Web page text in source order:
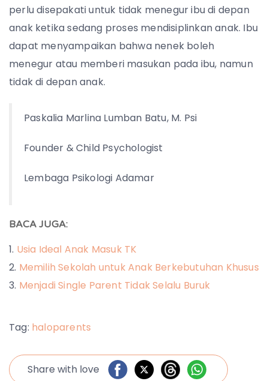
perlu disepakati untuk tidak menegur ibu di depan
anak ketika sedang proses mendisiplinkan anak. Ibu
dapat menyampaikan bahwa nenek boleh
menegur atau memberi masukan pada ibu, namun
tidak di depan anak.
Paskalia Marlina Lumban Batu, M. Psi
Founder & Child Psychologist
Lembaga Psikologi Adamar
BACA JUGA:
Usia Ideal Anak Masuk TK
Memilih Sekolah untuk Anak Berkebutuhan Khusus
Menjadi Single Parent Tidak Selalu Buruk
Tag: haloparents
Share with love